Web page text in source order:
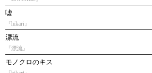
嘘
『hikari』
漂流
『漂流』
モノクロのキス